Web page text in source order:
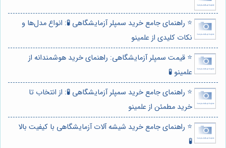
⭐️ راهنمای جامع خرید سمپلر آزمایشگاهی 🧪: انواع مدل‌ها و
نکات کلیدی از علمینو
⭐️ قیمت سمپلر آزمایشگاهی: راهنمای خرید هوشمندانه از
علمینو 🧪
⭐️ راهنمای جامع خرید سمپلر آزمایشگاهی 🧪: از انتخاب تا
خرید مطمئن از علمینو
⭐️ راهنمای جامع خرید شیشه آلات آزمایشگاهی با کیفیت بالا
🧪